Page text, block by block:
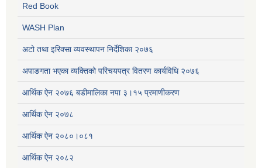
Red Book
WASH Plan
अटो तथा इरिक्सा व्यवस्थापन निर्देशिका २०७६
अपाङगता भएका व्यक्तिको परिचयपत्र वितरण कार्यविधि २०७६
आर्थिक ऐन २०७६ बडीमालिका नपा ३।१५ प्रमाणीकरण
आर्थिक ऐन २०७८
आर्थिक ऐन २०८०।०८१
आर्थिक ऐन २०८२